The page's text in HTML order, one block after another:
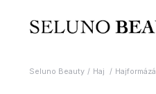
Seluno Beauty Haj